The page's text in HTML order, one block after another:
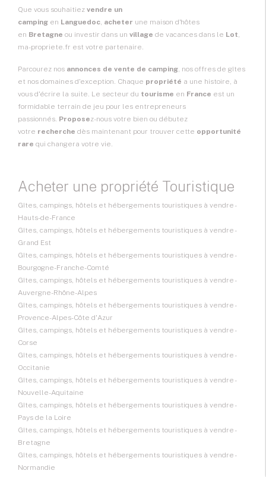
Que vous souhaitiez vendre un
camping en Languedoc, acheter une maison d'hôtes
en Bretagne ou investir dans un village de vacances dans le Lot,
ma-propriete.fr est votre partenaire.
Parcourez nos annonces de vente de camping, nos offres de gîtes
et nos domaines d'exception. Chaque propriété a une histoire, à
vous d'écrire la suite. Le secteur du tourisme en France est un
formidable terrain de jeu pour les entrepreneurs
passionnés. Proposez-nous votre bien ou débutez
votre recherche dès maintenant pour trouver cette opportunité
rare qui changera votre vie.
Acheter une propriété Touristique
Gîtes, campings, hôtels et hébergements touristiques à vendre -
Hauts-de-France
Gîtes, campings, hôtels et hébergements touristiques à vendre -
Grand Est
Gîtes, campings, hôtels et hébergements touristiques à vendre -
Bourgogne-Franche-Comté
Gîtes, campings, hôtels et hébergements touristiques à vendre -
Auvergne-Rhône-Alpes
Gîtes, campings, hôtels et hébergements touristiques à vendre -
Provence-Alpes-Côte d'Azur
Gîtes, campings, hôtels et hébergements touristiques à vendre -
Corse
Gîtes, campings, hôtels et hébergements touristiques à vendre -
Occitanie
Gîtes, campings, hôtels et hébergements touristiques à vendre -
Nouvelle-Aquitaine
Gîtes, campings, hôtels et hébergements touristiques à vendre -
Pays de la Loire
Gîtes, campings, hôtels et hébergements touristiques à vendre -
Bretagne
Gîtes, campings, hôtels et hébergements touristiques à vendre -
Normandie